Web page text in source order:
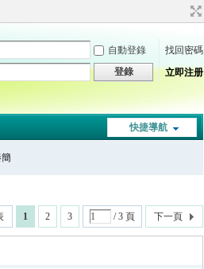
自動登錄
找回密碼
登錄 立即注册
快捷導航
簡
1 2 3 / 3 頁 下一頁